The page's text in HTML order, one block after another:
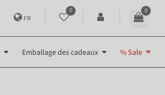
FR
0 0
Emballage des cadeaux % Sale